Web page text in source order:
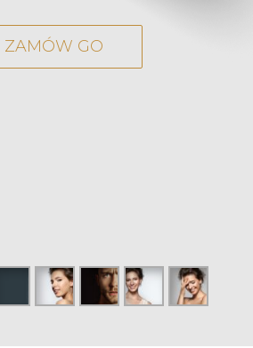
ZAMÓW GO